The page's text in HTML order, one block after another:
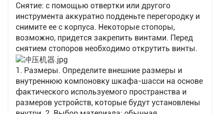
Снятие: с помощью отвертки или другого
инструмента аккуратно подденьте перегородку и
снимите ее с корпуса. Некоторые стопоры,
возможно, придется закрепить винтами. Перед
снятием стопоров необходимо открутить винты.
1. Размеры. Определите внешние размеры и
внутреннюю компоновку шкафа-шасси на основе
фактического используемого пространства и
размеров устройств, которые будут установлены